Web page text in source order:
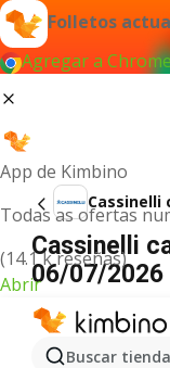
Folletos
Agregar a
App de Kimbino
Todas as ofertas
(14.1 k reseñas)
Abrir
Buscar
Cassinelli
Cassinelli
06/07/2026